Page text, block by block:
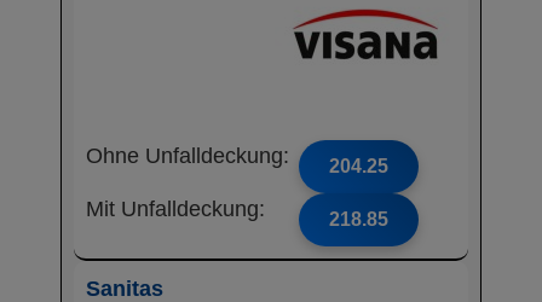
Ohne Unfalldeckung: 204.25
Mit Unfalldeckung: 218.85
Sanitas